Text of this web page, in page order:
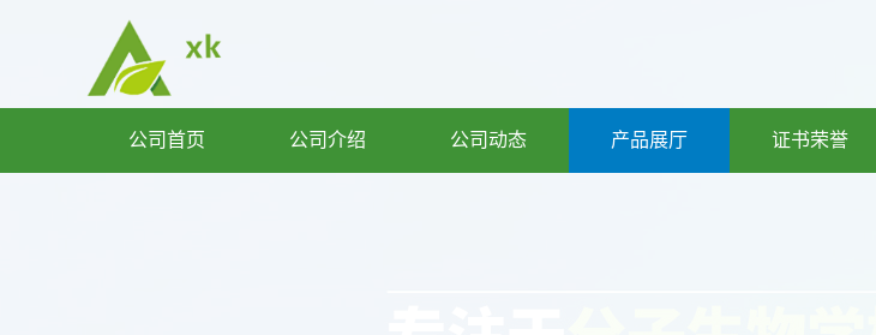
公司首页 公司介绍 公司动态 产品展厅 证书荣誉